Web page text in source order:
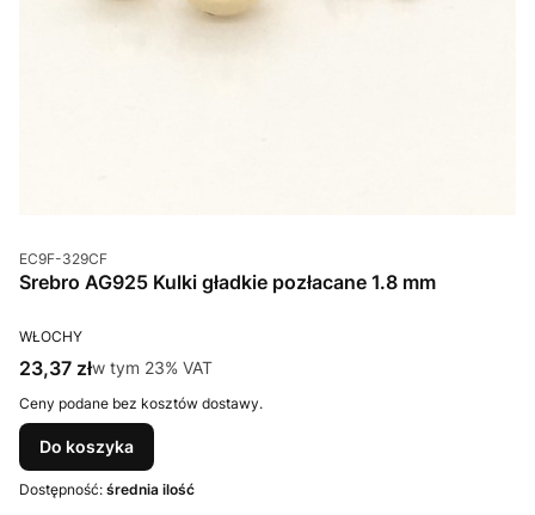
Kod produktu
EC9F-329CF
Srebro AG925 Kulki gładkie pozłacane 1.8 mm
PRODUCENT
WŁOCHY
Cena brutto
23,37 złw tym %s VAT
w tym 23% VAT
Ceny podane bez kosztów dostawy.
Do koszyka
Dostępność: średnia ilość